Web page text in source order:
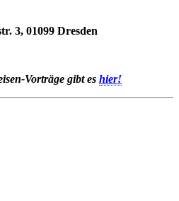
3, 01099 Dresden
Vorträge gibt es hier!